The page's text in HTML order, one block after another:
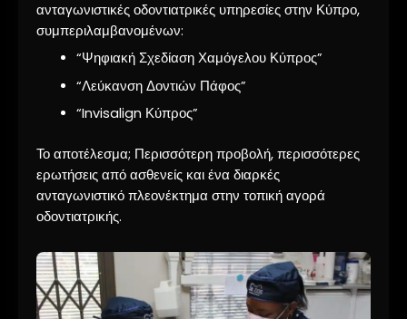
ανταγωνιστικές οδοντιατρικές υπηρεσίες στην Κύπρο,
συμπεριλαμβανομένων:
“Ψηφιακή Σχεδίαση Χαμόγελου Κύπρος”
“Λεύκανση Δοντιών Πάφος”
“Invisalign Κύπρος”
Το αποτέλεσμα; Περισσότερη προβολή, περισσότερες
ερωτήσεις από ασθενείς και ένα διαρκές
ανταγωνιστικό πλεονέκτημα στην τοπική αγορά
οδοντιατρικής.